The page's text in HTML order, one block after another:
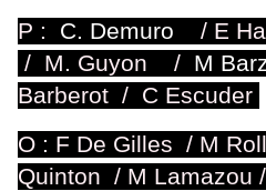
P : C. Demuro / E
/ M. Guyon / M
Barberot / C Escuder
O : F De Gilles / M
Quinton / M